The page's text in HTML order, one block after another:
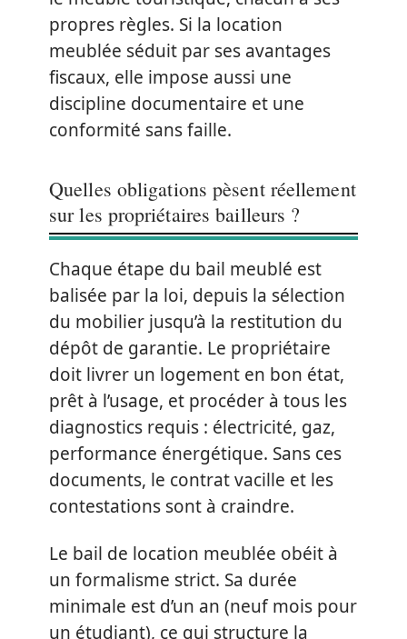
propres règles. Si la location
meublée séduit par ses avantages
fiscaux, elle impose aussi une
discipline documentaire et une
conformité sans faille.
Quelles obligations pèsent réellement
sur les propriétaires bailleurs ?
Chaque étape du bail meublé est
balisée par la loi, depuis la sélection
du mobilier jusqu’à la restitution du
dépôt de garantie. Le propriétaire
doit livrer un logement en bon état,
prêt à l’usage, et procéder à tous les
diagnostics requis : électricité, gaz,
performance énergétique. Sans ces
documents, le contrat vacille et les
contestations sont à craindre.
Le bail de location meublée obéit à
un formalisme strict. Sa durée
minimale est d’un an (neuf mois pour
un étudiant), ce qui structure la